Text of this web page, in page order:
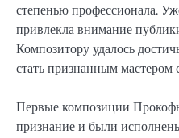
степенью профессионала.
привлекла внимание
Композитору удалось
стать признанным мастером
Первые композиции
признание и были